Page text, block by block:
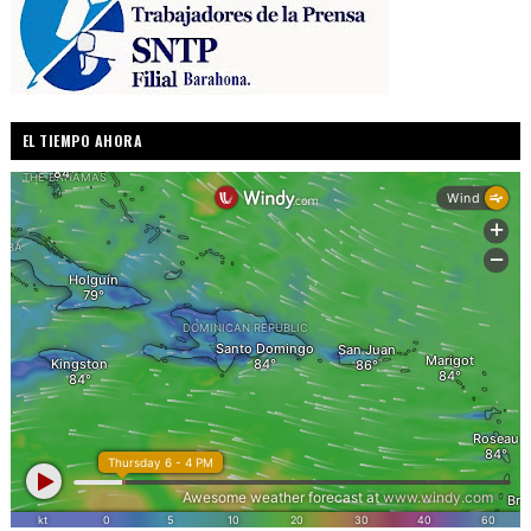
EL TIEMPO AHORA